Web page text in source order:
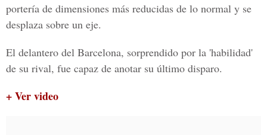
portería de dimensiones más reducidas de lo normal y se
desplaza sobre un eje.
El delantero del Barcelona, sorprendido por la 'habilidad'
de su rival, fue capaz de anotar su último disparo.
+ Ver video